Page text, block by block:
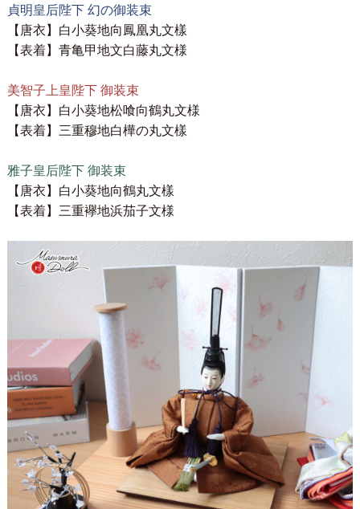
貞明皇后陛下 幻の御装束
【唐衣】白小葵地向鳳凰丸文樣
【表着】青亀甲地文白藤丸文様
美智子上皇陛下 御装束
【唐衣】白小葵地松喰向鶴丸文様
【表着】三重穆地白樺の丸文樣
雅子皇后陛下 御装束
【唐衣】白小葵地向鶴丸文樣
【表着】三重襷地浜茄子文様